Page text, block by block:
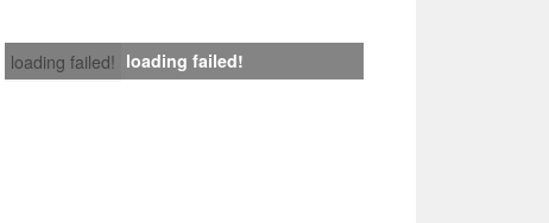
loading failed! loading failed!